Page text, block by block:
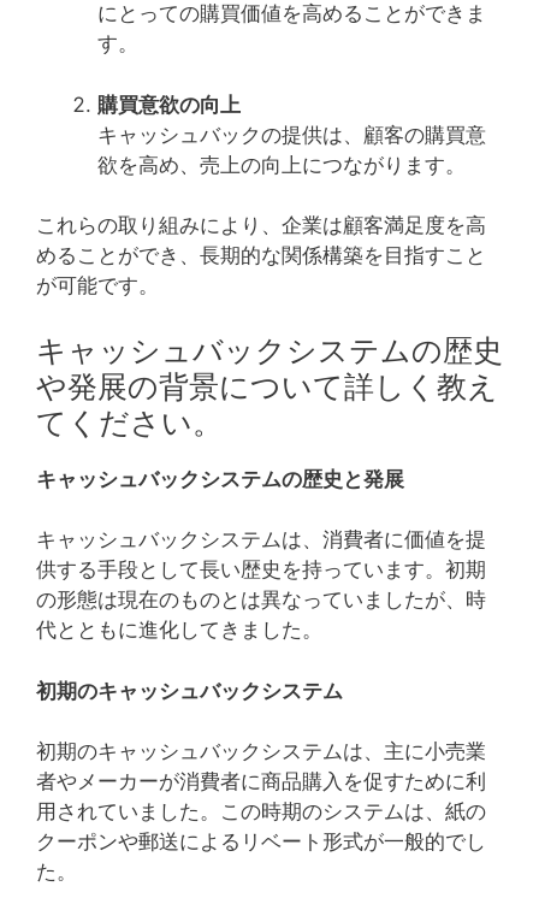
にとっての購買価値を高めることができま
す。
購買意欲の向上
キャッシュバックの提供は、顧客の購買意
欲を高め、売上の向上につながります。
これらの取り組みにより、企業は顧客満足度を高
めることができ、長期的な関係構築を目指すこと
が可能です。
キャッシュバックシステムの歴史
や発展の背景について詳しく教え
てください。
キャッシュバックシステムの歴史と発展
キャッシュバックシステムは、消費者に価値を提
供する手段として長い歴史を持っています。初期
の形態は現在のものとは異なっていましたが、時
代とともに進化してきました。
初期のキャッシュバックシステム
初期のキャッシュバックシステムは、主に小売業
者やメーカーが消費者に商品購入を促すために利
用されていました。この時期のシステムは、紙の
クーポンや郵送によるリベート形式が一般的でし
た。